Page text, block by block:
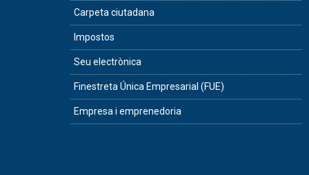
Carpeta ciutadana
Impostos
Seu electrònica
Finestreta Única Empresarial (FUE)
Empresa i emprenedoria